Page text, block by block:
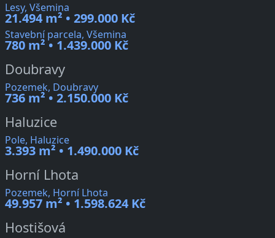
Lesy, Všemina
21.494 m² • 299.000 Kč
Stavební parcela, Všemina
780 m² • 1.439.000 Kč
Doubravy
Pozemek, Doubravy
736 m² • 2.150.000 Kč
Haluzice
Pole, Haluzice
3.393 m² • 1.490.000 Kč
Horní Lhota
Pozemek, Horní Lhota
49.957 m² • 1.598.624 Kč
Hostišová